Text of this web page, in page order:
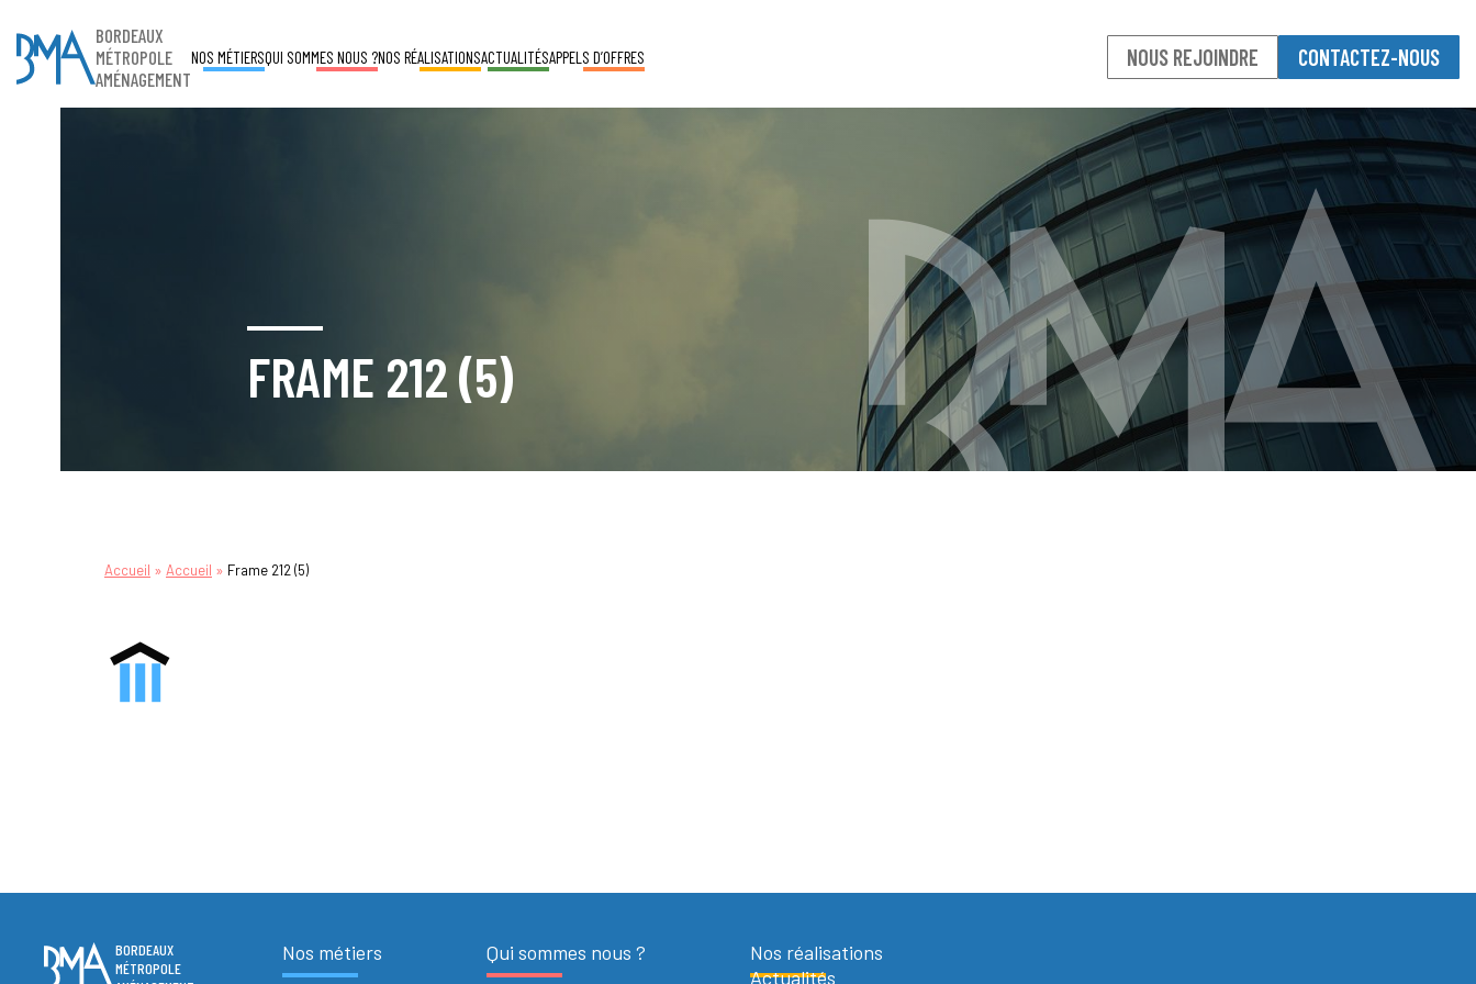
BORDEAUX
MÉTROPOLE
AMÉNAGEMENT
NOS MÉTIERSQUI SOMMES NOUS ?NOS RÉALISATIONSACTUALITÉSAPPELS D’OFFRES NOUS REJOINDRE CONTACTEZ-NOUS
FRAME 212 (5)
Accueil » Accueil » Frame 212 (5)
BORDEAUX
MÉTROPOLE
Nos métiers Qui sommes nous ?
Nos réalisations
Actualités